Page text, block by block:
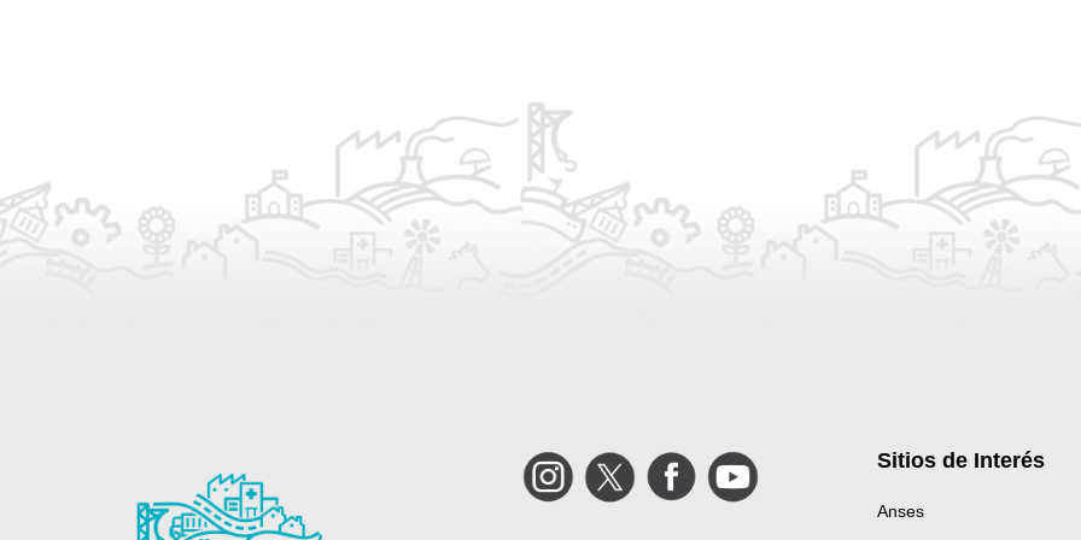
InstagramTwitter FacebookYouTube
Sitios de Interés
Anses